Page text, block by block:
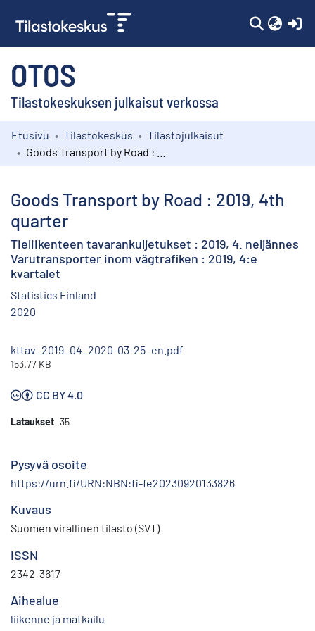
OTOS
Tilastokeskuksen julkaisut verkossa
Kokoelmat
Etusivu Tilastokeskus
Tilastojulkaisut
Goods Transport by Road : 2019, 4th
quarter
Tieliikenteen tavarankuljetukset : 2019, 4. neljännes
Varutransporter inom vägtrafiken : 2019, 4:e
kvartalet
Statistics Finland
2020
kttav_2019_04_2020-03-25_en.pdf
153.77 KB
CC BY 4.0
Lataukset 35
Pysyvä osoite
https://urn.fi/URN:NBN:fi-fe20230920133826
Kuvaus
Suomen virallinen tilasto (SVT)
ISSN
2342-3617
Aihealue
liikenne ja matkailu